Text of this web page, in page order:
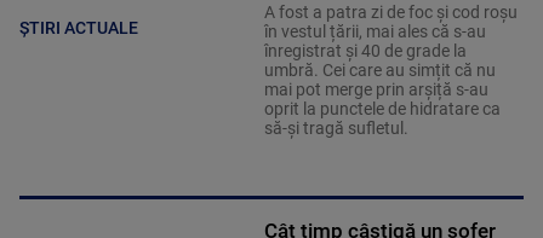
ȘTIRI ACTUALE
A fost a patra zi de foc și cod roșu
în vestul țării, mai ales că s-au
înregistrat și 40 de grade la
umbră. Cei care au simțit că nu
mai pot merge prin arșiță s-au
oprit la punctele de hidratare ca
să-și tragă sufletul.
Cât timp câștigă un șofer